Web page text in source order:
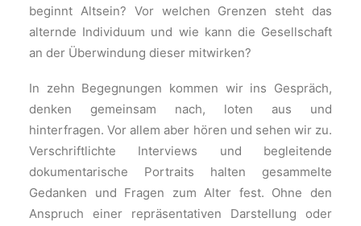
beginnt Altsein? Vor welchen Grenzen steht das
alternde Individuum und wie kann die Gesellschaft
an der Überwindung dieser mitwirken?
In zehn Begegnungen kommen wir ins Gespräch,
denken gemeinsam nach, loten aus und
hinterfragen. Vor allem aber hören und sehen wir zu.
Verschriftlichte Interviews und begleitende
dokumentarische Portraits halten gesammelte
Gedanken und Fragen zum Alter fest. Ohne den
Anspruch einer repräsentativen Darstellung oder